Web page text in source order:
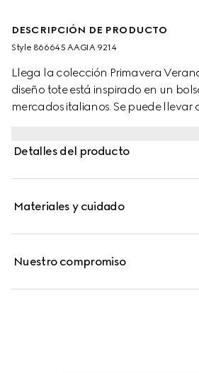
DESCRIPCIÓN DE PRODUCTO
Style ‎866645 AAGIA 9214
Llega la colección Primavera
diseño tote está inspirado en un
mercados italianos. Se puede llevar
exhibe un nuevo forro con motivo
Detalles del producto
Materiales y cuidado
Nuestro compromiso